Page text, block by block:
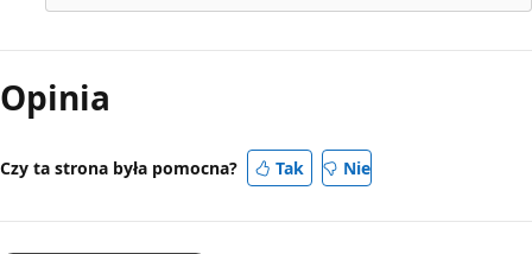
Opinia
Czy ta strona była pomocna? Tak Nie